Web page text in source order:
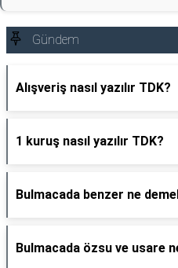
Gündem
Alışveriş nasıl yazılır TDK?
1 kuruş nasıl yazılır TDK?
Bulmacada benzer ne
Bulmacada özsu ve usare